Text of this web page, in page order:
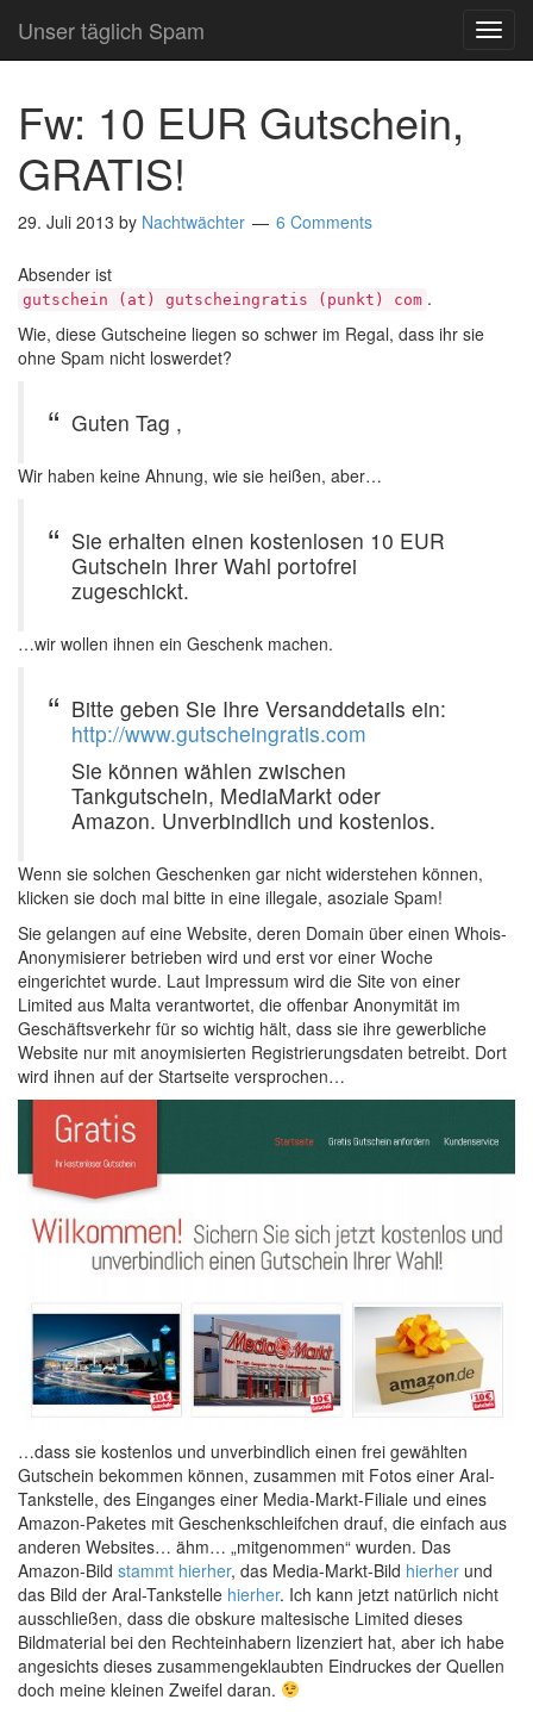
Unser täglich Spam
Fw: 10 EUR Gutschein,
GRATIS!
29. Juli 2013 by Nachtwächter 6 Comments
Absender ist
gutschein (at) gutscheingratis (punkt) com .
Wie, diese Gutscheine liegen so schwer im Regal, dass ihr sie
ohne Spam nicht loswerdet?
Guten Tag ,
Wir haben keine Ahnung, wie sie heißen, aber…
Sie erhalten einen kostenlosen 10 EUR
Gutschein Ihrer Wahl portofrei
zugeschickt.
…wir wollen ihnen ein Geschenk machen.
Bitte geben Sie Ihre Versanddetails ein:
http://www.gutscheingratis.com
Sie können wählen zwischen
Tankgutschein, MediaMarkt oder
Amazon. Unverbindlich und kostenlos.
Wenn sie solchen Geschenken gar nicht widerstehen können,
klicken sie doch mal bitte in eine illegale, asoziale Spam!
Sie gelangen auf eine Website, deren Domain über einen Whois-
Anonymisierer betrieben wird und erst vor einer Woche
eingerichtet wurde. Laut Impressum wird die Site von einer
Limited aus Malta verantwortet, die offenbar Anonymität im
Geschäftsverkehr für so wichtig hält, dass sie ihre gewerbliche
Website nur mit anoymisierten Registrierungsdaten betreibt. Dort
wird ihnen auf der Startseite versprochen…
…dass sie kostenlos und unverbindlich einen frei gewählten
Gutschein bekommen können, zusammen mit Fotos einer Aral-
Tankstelle, des Einganges einer Media-Markt-Filiale und eines
Amazon-Paketes mit Geschenkschleifchen drauf, die einfach aus
anderen Websites… ähm… „mitgenommen“ wurden. Das
Amazon-Bild stammt hierher, das Media-Markt-Bild hierher und
das Bild der Aral-Tankstelle hierher. Ich kann jetzt natürlich nicht
ausschließen, dass die obskure maltesische Limited dieses
Bildmaterial bei den Rechteinhabern lizenziert hat, aber ich habe
angesichts dieses zusammengeklaubten Eindruckes der Quellen
doch meine kleinen Zweifel daran.